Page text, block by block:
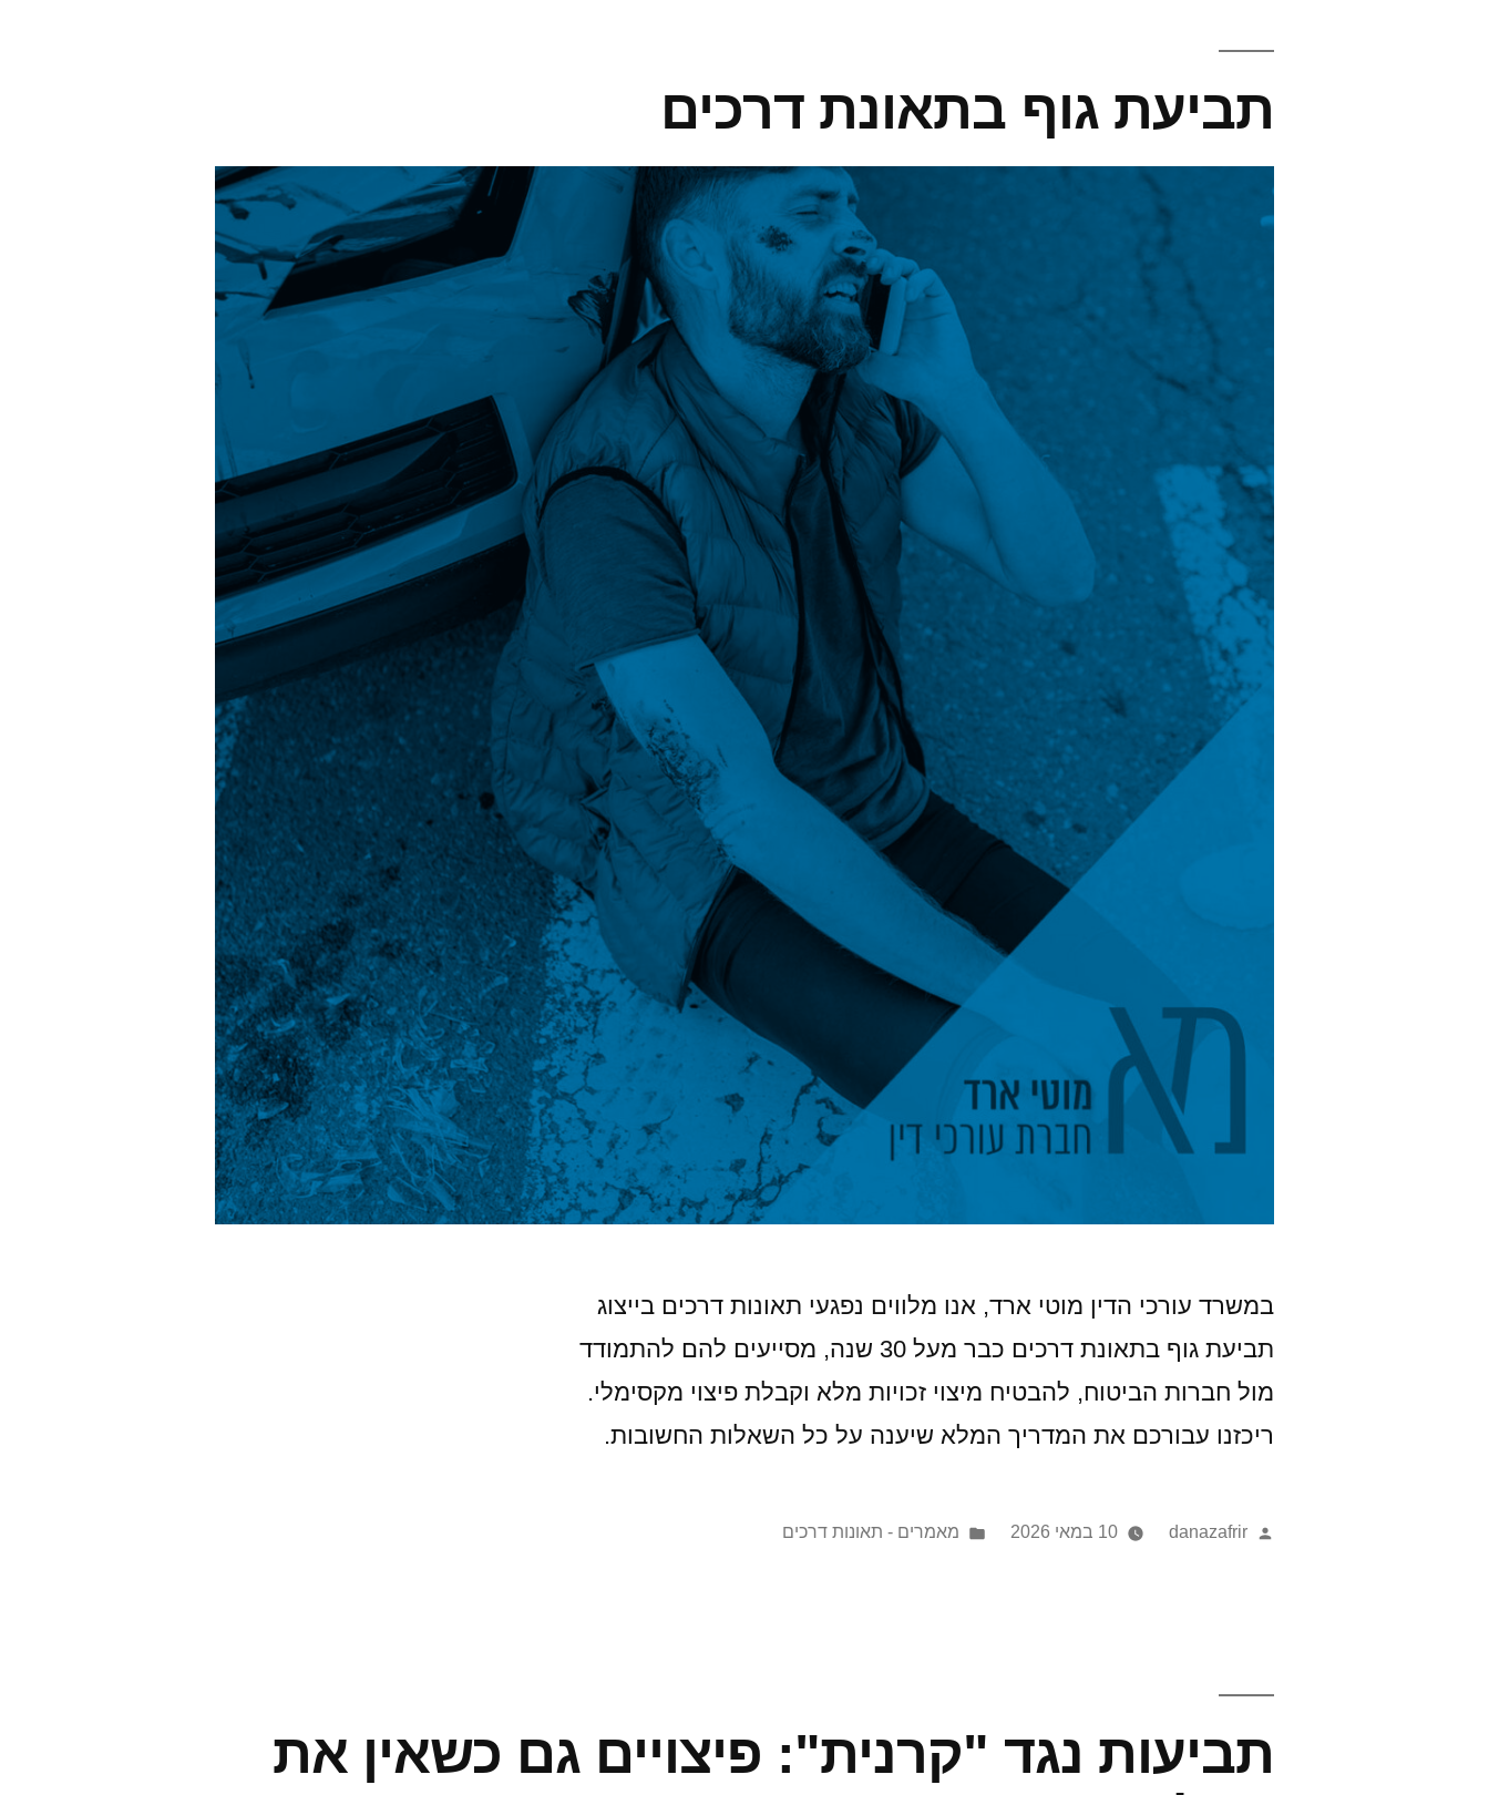
תביעת גוף בתאונת דרכים
במשרד עורכי הדין מוטי ארד, אנו מלווים נפגעי תאונות דרכים בייצוג
תביעת גוף בתאונת דרכים כבר מעל 30 שנה, מסייעים להם להתמודד
מול חברות הביטוח, להבטיח מיצוי זכויות מלא וקבלת פיצוי מקסימלי.
ריכזנו עבורכם את המדריך המלא שיענה על כל השאלות החשובות.
danazafrir 10 במאי 2026 מאמרים - תאונות דרכים
תביעות נגד "קרנית": פיצויים גם כשאין את